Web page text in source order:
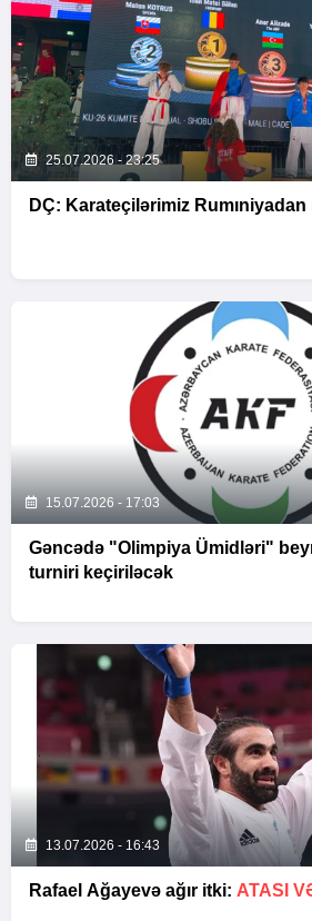
25.07.2026 - 23:25
DÇ: Karateçilərimiz Rumıniyadan
15.07.2026 - 17:03
Gəncədə "Olimpiya Ümidləri"
turniri keçiriləcək
13.07.2026 - 16:43
Rafael Ağayevə ağır itki: ATASI